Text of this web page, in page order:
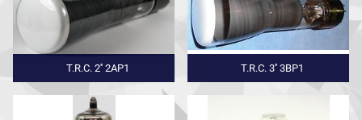
T.R.C. 2'' 2AP1 T.R.C. 3'' 3BP1